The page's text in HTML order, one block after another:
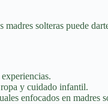
solteras puede
ropa y cuidado infantil.
enfocados en madres